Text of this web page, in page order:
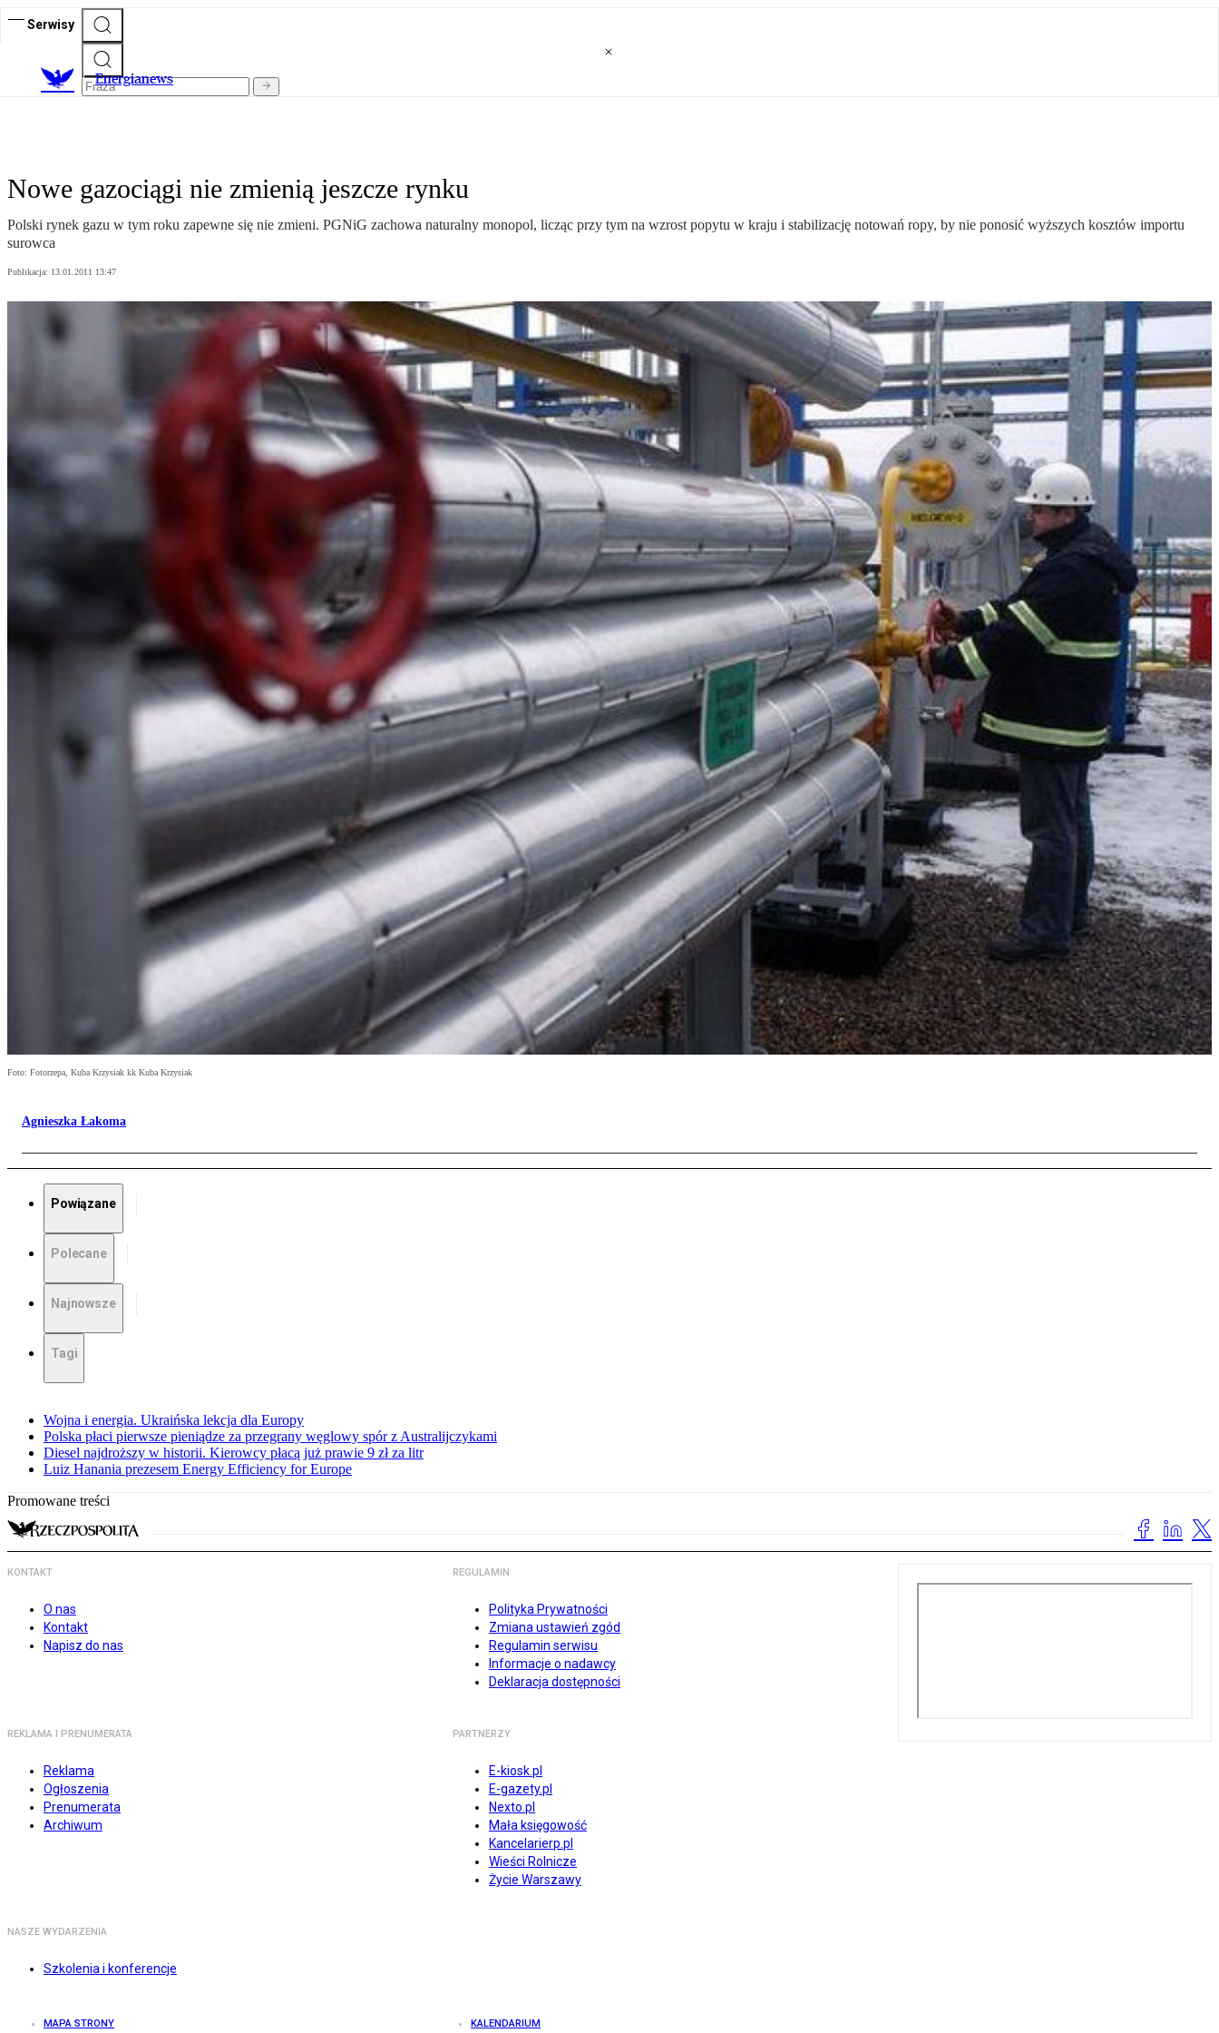
Serwisy
Energianews
Nowe gazociągi nie zmienią jeszcze rynku
Polski rynek gazu w tym roku zapewne się nie zmieni. PGNiG zachowa naturalny monopol, licząc przy tym na wzrost popytu w kraju i stabilizację notowań ropy, by nie ponosić wyższych kosztów importu
surowca
Publikacja: 13.01.2011 13:47
Foto: Fotorzepa, Kuba Krzysiak kk Kuba Krzysiak
Agnieszka Łakoma
Powiązane
Polecane
Najnowsze
Tagi
Wojna i energia. Ukraińska lekcja dla Europy
Polska płaci pierwsze pieniądze za przegrany węglowy spór z Australijczykami
Diesel najdroższy w historii. Kierowcy płacą już prawie 9 zł za litr
Luiz Hanania prezesem Energy Efficiency for Europe
Promowane treści
KONTAKT
O nas
Kontakt
Napisz do nas
REGULAMIN
Polityka Prywatności
Zmiana ustawień zgód
Regulamin serwisu
Informacje o nadawcy
Deklaracja dostępności
REKLAMA I PRENUMERATA
Reklama
Ogłoszenia
Prenumerata
Archiwum
PARTNERZY
E-kiosk.pl
E-gazety.pl
Nexto.pl
Mała księgowość
Kancelarierp.pl
Wieści Rolnicze
Życie Warszawy
NASZE WYDARZENIA
Szkolenia i konferencje
MAPA STRONY KALENDARIUM